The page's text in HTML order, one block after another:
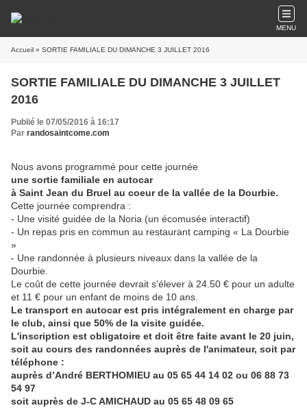
MENU
Accueil » SORTIE FAMILIALE DU DIMANCHE 3 JUILLET 2016
SORTIE FAMILIALE DU DIMANCHE 3 JUILLET
2016
Publié le 07/05/2016 à 16:17
Par randosaintcome.com
Nous avons programmé pour cette journée
une sortie familiale en autocar
à Saint Jean du Bruel au coeur de la vallée de la Dourbie.
Cette journée comprendra :
- Une visité guidée de la Noria (un écomusée interactif)
- Un repas pris en commun au restaurant camping « La Dourbie
»
- Une randonnée à plusieurs niveaux dans la vallée de la
Dourbie.
Le coût de cette journée devrait s'élever à 24.50 € pour un adulte
et 11 € pour un enfant de moins de 10 ans.
Le transport en autocar est pris intégralement en charge par
le club, ainsi que 50% de la visite guidée.
L'inscription est obligatoire et doit être faite avant le 20 juin,
soit au cours des randonnées auprès de l'animateur, soit par
téléphone :
auprès d’André BERTHOMIEU au 05 65 44 14 02 ou 06 88 73
54 97
soit auprès de J-C AMICHAUD au 05 65 48 09 65